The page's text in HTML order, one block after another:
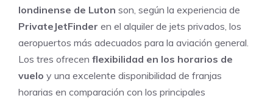
londinense de Luton son, según la experiencia de
PrivateJetFinder en el alquiler de jets privados, los
aeropuertos más adecuados para la aviación general.
Los tres ofrecen flexibilidad en los horarios de
vuelo y una excelente disponibilidad de franjas
horarias en comparación con los principales